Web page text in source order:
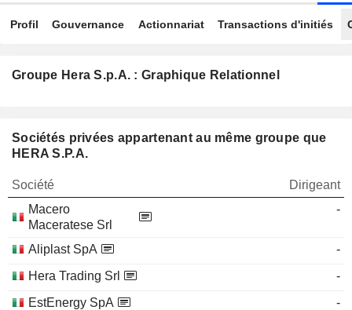
Profil Gouvernance Actionnariat Transactions d'initiés
Groupe Hera S.p.A. : Graphique Relationnel
Sociétés privées appartenant au même groupe que
HERA S.P.A.
Société
Dirigeant
Macero
Maceratese Srl
-
Aliplast SpA
-
Hera Trading Srl
-
EstEnergy SpA
-